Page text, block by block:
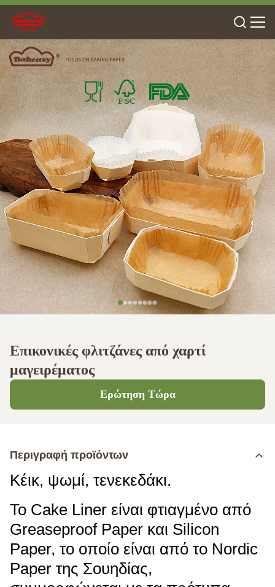
Επικονικές φλιτζάνες από χαρτί
μαγειρέματος
Ερώτηση Τώρα
Περιγραφή προϊόντων
Κέικ, ψωμί, τενεκεδάκι.
Το Cake Liner είναι φτιαγμένο από
Greaseproof Paper και Silicon
Paper, το οποίο είναι από το Nordic
Paper της Σουηδίας,